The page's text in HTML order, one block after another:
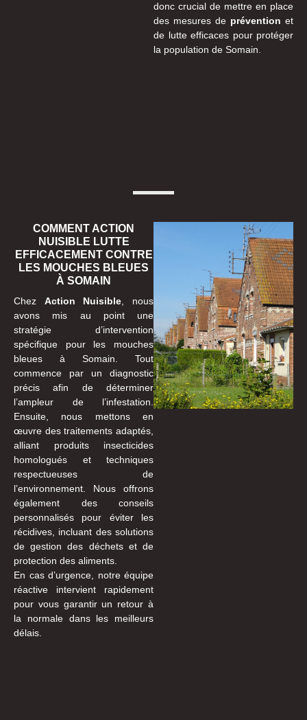
donc crucial de mettre en place
des mesures de prévention et
de lutte efficaces pour protéger
la population de Somain.
COMMENT ACTION
NUISIBLE LUTTE
EFFICACEMENT CONTRE
LES MOUCHES BLEUES
À SOMAIN
Chez Action Nuisible , nous
avons mis au point une
stratégie d’intervention
spécifique pour les mouches
bleues à Somain. Tout
commence par un diagnostic
précis afin de déterminer
l’ampleur de l’infestation.
Ensuite, nous mettons en
œuvre des traitements adaptés,
alliant produits insecticides
homologués et techniques
respectueuses de
l’environnement. Nous offrons
également des conseils
personnalisés pour éviter les
récidives, incluant des solutions
de gestion des déchets et de
protection des aliments.
En cas d’urgence, notre équipe
réactive intervient rapidement
pour vous garantir un retour à
la normale dans les meilleurs
délais.